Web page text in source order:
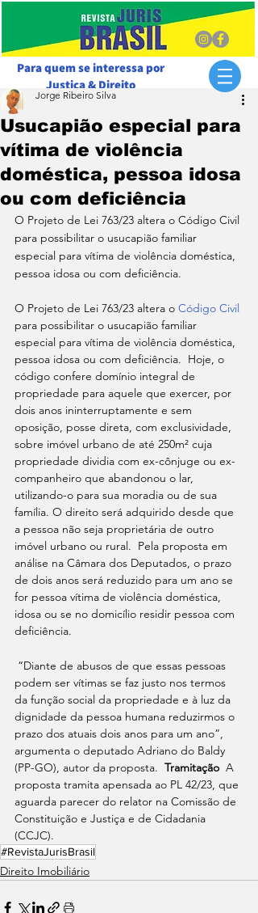
Para quem se interessa por
Justiça & Direito
Usucapião especial para
vítima de violência
doméstica, pessoa idosa
ou com deficiência
Jorge Ribeiro Silva
O Projeto de Lei 763/23 altera o Código Civil
para possibilitar o usucapião familiar
especial para vítima de violência doméstica,
pessoa idosa ou com deficiência.
O Projeto de Lei 763/23 altera o Código Civil
para possibilitar o usucapião familiar
especial para vítima de violência doméstica,
pessoa idosa ou com deficiência.  Hoje, o
código confere domínio integral de
propriedade para aquele que exercer, por
dois anos ininterruptamente e sem
oposição, posse direta, com exclusividade,
sobre imóvel urbano de até 250m² cuja
propriedade dividia com ex-cônjuge ou ex-
companheiro que abandonou o lar,
utilizando-o para sua moradia ou de sua
família. O direito será adquirido desde que
a pessoa não seja proprietária de outro
imóvel urbano ou rural.  Pela proposta em
análise na Câmara dos Deputados, o prazo
de dois anos será reduzido para um ano se
for pessoa vítima de violência doméstica,
idosa ou se no domicílio residir pessoa com
deficiência.
podem ser vítimas se faz justo nos termos
da função social da propriedade e à luz da
dignidade da pessoa humana reduzirmos o
prazo dos atuais dois anos para um ano”,
argumenta o deputado Adriano do Baldy
(PP-GO), autor da proposta. Tramitação
  A
proposta tramita apensada ao PL 42/23, que
aguarda parecer do relator na Comissão de
Constituição e Justiça e de Cidadania
(CCJC).
#RevistaJurisBrasil
Direito Imobiliário